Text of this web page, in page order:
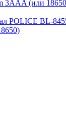
POLICE BL-